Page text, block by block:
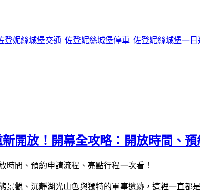
登妮絲城堡交通 佐登妮絲城堡停車 佐登妮絲城堡一日
開放！開幕全攻略：開放時間、
景觀、沉靜湖光山色與獨特的軍事遺跡，這裡一直都